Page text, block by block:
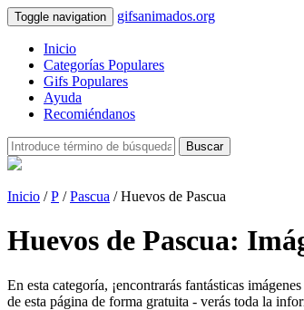
Toggle navigation gifsanimados.org
Inicio
Categorías Populares
Gifs Populares
Ayuda
Recomiéndanos
Buscar
Inicio /P /Pascua / Huevos de Pascua
Huevos de Pascua:
En esta categoría, ¡encontrarás fantásticas
de esta página de forma gratuita - verás toda la